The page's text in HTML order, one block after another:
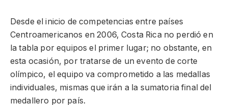
Desde el inicio de competencias entre países
Centroamericanos en 2006, Costa Rica no perdió en
la tabla por equipos el primer lugar; no obstante, en
esta ocasión, por tratarse de un evento de corte
olímpico, el equipo va comprometido a las medallas
individuales, mismas que irán a la sumatoria final del
medallero por país.